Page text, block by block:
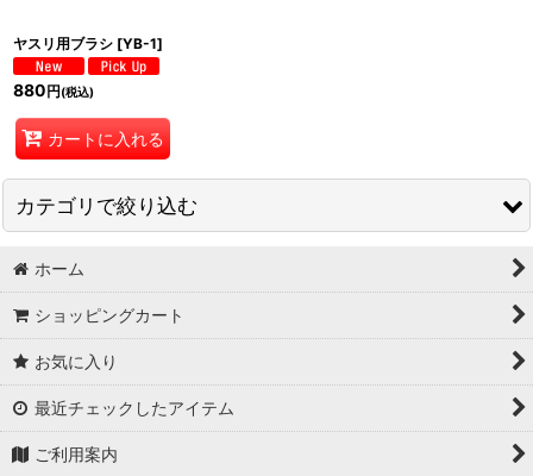
ヤスリ用ブラシ [YB-1]
880 円 (税込)
カートに入れる
カテゴリで絞り込む
【モデラーサポート工具】 (全商品)
パーフェクトバイス、万力
カッター、ニッパー、スクレーパー
ホーム
ショッピングカート
お気に入り
最近チェックしたアイテム
ご利用案内